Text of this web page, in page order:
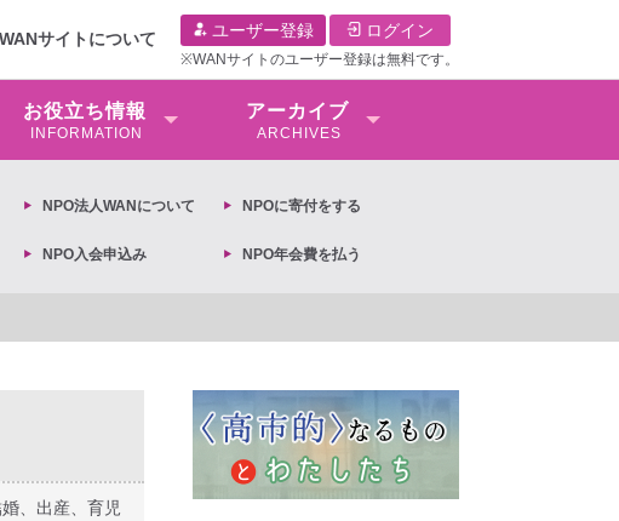
WANサイトについて ユーザー登録 ログイン
※WANサイトのユーザー登録は無料です。
お役⽴ち情報
INFORMATION
アーカイブ
ARCHIVES
NPO法⼈WANについて NPOに寄付をする
NPO入会申込み NPO年会費を払う
計画の閣議決定への抗議文 ◆女性差別撤廃条約実現アクション 亀永能布子
、出産、育児